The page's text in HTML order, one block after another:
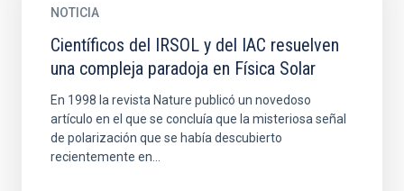
NOTICIA
Científicos del IRSOL y del IAC resuelven
una compleja paradoja en Física Solar
En 1998 la revista Nature publicó un novedoso
artículo en el que se concluía que la misteriosa señal
de polarización que se había descubierto
recientemente en...